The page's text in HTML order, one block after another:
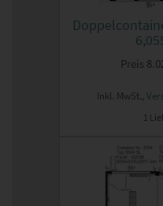
Preis
Inkl. MwSt.,
1